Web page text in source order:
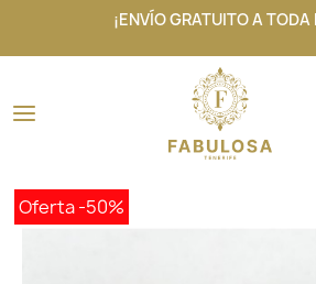
¡ENVÍO GRATUITO A TODA
Oferta-50%